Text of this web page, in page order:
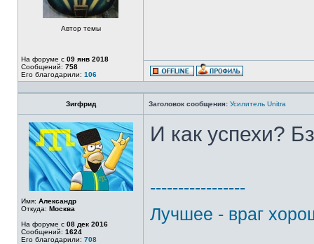
Автор темы
На форуме с 09 янв 2018
Сообщений: 758
Его благодарили: 106
Зигфрид Заголовок сообщения: Усилитель Unitra
Имя: Александр
Откуда: Москва
На форуме с 08 дек 2016
Сообщений: 1624
Его благодарили: 708
И как успехи?
-----------------
Лучшее - враг